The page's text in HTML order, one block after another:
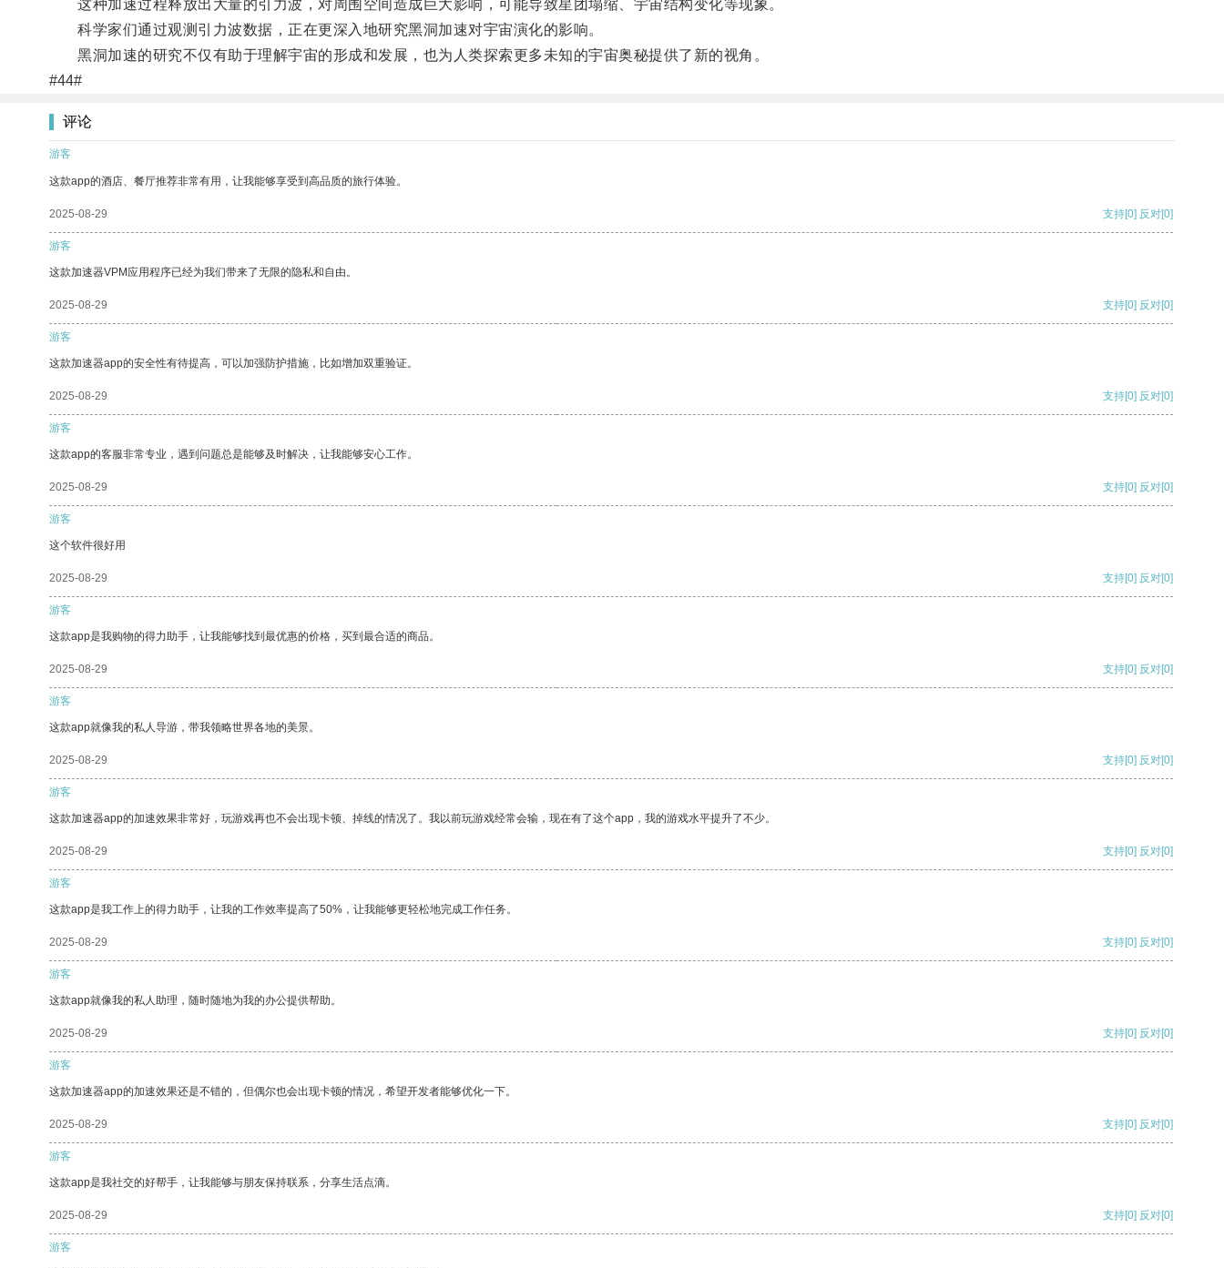
这种加速过程释放出大量的引力波，对周围空间造成巨大影响，可能导致星团塌缩、宇宙结构变化等现象。
科学家们通过观测引力波数据，正在更深入地研究黑洞加速对宇宙演化的影响。
黑洞加速的研究不仅有助于理解宇宙的形成和发展，也为人类探索更多未知的宇宙奥秘提供了新的视角。
#44#
评论
游客
这款app的酒店、餐厅推荐非常有用，让我能够享受到高品质的旅行体验。
2025-08-29 支持[0] 反对[0]
游客
这款加速器VPM应用程序已经为我们带来了无限的隐私和自由。
2025-08-29 支持[0] 反对[0]
游客
这款加速器app的安全性有待提高，可以加强防护措施，比如增加双重验证。
2025-08-29 支持[0] 反对[0]
游客
这款app的客服非常专业，遇到问题总是能够及时解决，让我能够安心工作。
2025-08-29 支持[0] 反对[0]
游客
这个软件很好用
2025-08-29 支持[0] 反对[0]
游客
这款app是我购物的得力助手，让我能够找到最优惠的价格，买到最合适的商品。
2025-08-29 支持[0] 反对[0]
游客
这款app就像我的私人导游，带我领略世界各地的美景。
2025-08-29 支持[0] 反对[0]
游客
这款加速器app的加速效果非常好，玩游戏再也不会出现卡顿、掉线的情况了。我以前玩游戏经常会输，现在有了这个app，我的游戏水平提升了不少。
2025-08-29 支持[0] 反对[0]
游客
这款app是我工作上的得力助手，让我的工作效率提高了50%，让我能够更轻松地完成工作任务。
2025-08-29 支持[0] 反对[0]
游客
这款app就像我的私人助理，随时随地为我的办公提供帮助。
2025-08-29 支持[0] 反对[0]
游客
这款加速器app的加速效果还是不错的，但偶尔也会出现卡顿的情况，希望开发者能够优化一下。
2025-08-29 支持[0] 反对[0]
游客
这款app是我社交的好帮手，让我能够与朋友保持联系，分享生活点滴。
2025-08-29 支持[0] 反对[0]
游客